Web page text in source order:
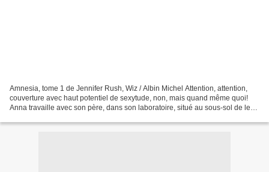
Amnesia, tome 1 de Jennifer Rush, Wiz / Albin Michel Attention, attention,
couverture avec haut potentiel de sexytude, non, mais quand même quoi!
Anna travaille avec son père, dans son laboratoire, situé au sous-sol de leur